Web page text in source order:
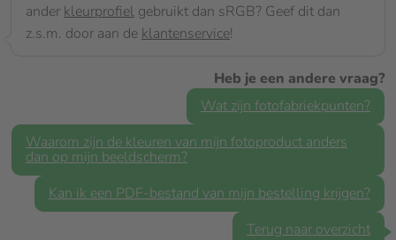
ander kleurprofiel gebruikt dan sRGB? Geef dit dan
z.s.m. door aan de klantenservice!
Heb je een andere vraag?
Wat zijn fotofabriekpunten?
Waarom zijn de kleuren van mijn fotoproduct anders
dan op mijn beeldscherm?
Kan ik een PDF-bestand van mijn bestelling krijgen?
Terug naar overzicht